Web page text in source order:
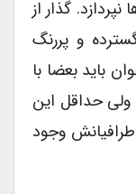
گذار از
و پررنگ
بعضا با
حداقل این
وجود